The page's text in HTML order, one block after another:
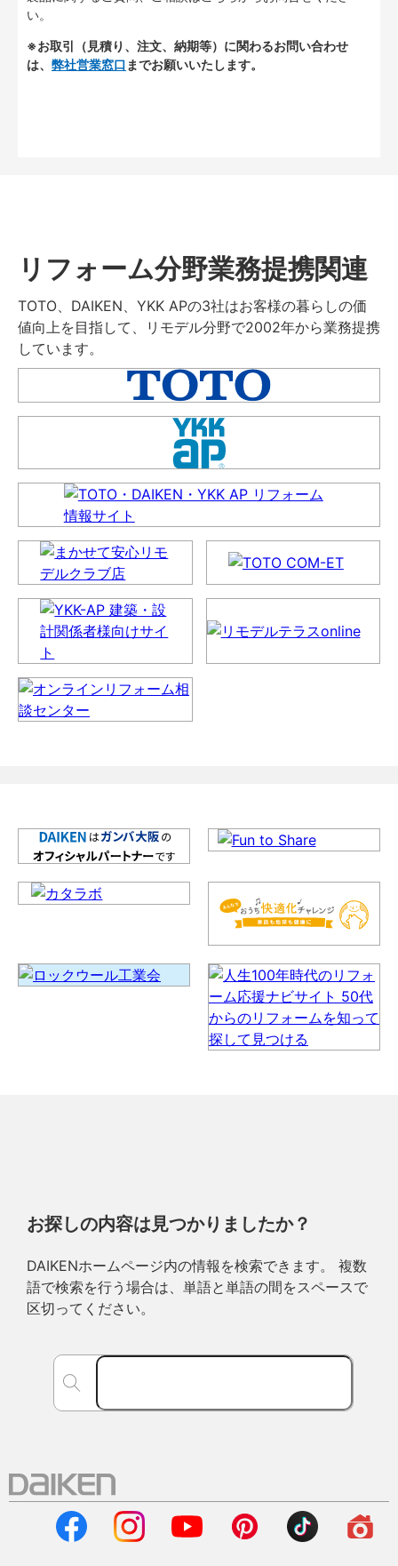
い。
※お取引（見積り、注文、納期等）に関わるお問い合わせ
は、 弊社営業窓口 までお願いいたします。
リフォーム分野業務提携関連
TOTO、DAIKEN、YKK APの3社はお客様の暮らしの価
値向上を目指して、リモデル分野で2002年から業務提携
しています。
お探しの内容は見つかりましたか？
DAIKENホームページ内の情報を検索できます。 複数
語で検索を行う場合は、単語と単語の間をスペースで
区切ってください。